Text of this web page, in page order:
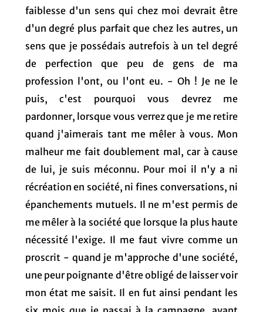
faiblesse d'un sens qui chez moi devrait être
d'un degré plus parfait que chez les autres, un
sens que je possédais autrefois à un tel degré
de perfection que peu de gens de ma
profession l'ont, ou l'ont eu. - Oh ! Je ne le
puis, c'est pourquoi vous devrez me
pardonner, lorsque vous verrez que je me retire
quand j'aimerais tant me mêler à vous. Mon
malheur me fait doublement mal, car à cause
de lui, je suis méconnu. Pour moi il n'y a ni
récréation en société, ni fines conversations, ni
épanchements mutuels. Il ne m'est permis de
me mêler à la société que lorsque la plus haute
nécessité l'exige. Il me faut vivre comme un
proscrit - quand je m'approche d'une société,
une peur poignante d'être obligé de laisser voir
mon état me saisit. Il en fut ainsi pendant les